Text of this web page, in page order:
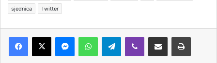
sjednica
Twitter
Telegram